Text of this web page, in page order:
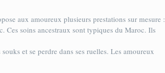
aux amoureux plusieurs prestations sur mesure :
Ces soins ancestraux sont typiques du Maroc. Ils
et se perdre dans ses ruelles. Les amoureux